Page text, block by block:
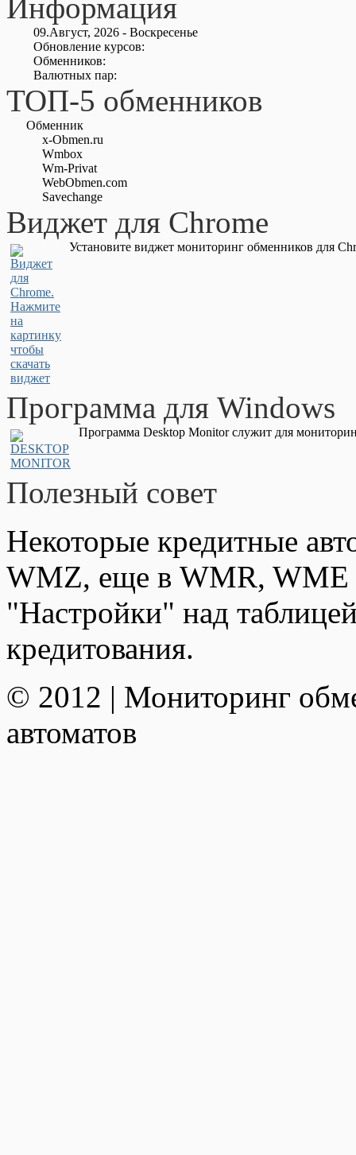
Информация
09.Август, 2026 - Воскресенье
Обновление курсов:
Обменников:
Валютных пар:
ТОП-5 обменников
Обменник
x-Obmen.ru
Wmbox
Wm-Privat
WebObmen.com
Savechange
Виджет для Chrome
Установите виджет мониторинг обменников для
Программа для Windows
Программа Desktop Monitor служит для
Полезный совет
Некоторые кредитные
WMZ, еще в WMR,
"Настройки" над
кредитования.
© 2012 | Мониторинг
автоматов